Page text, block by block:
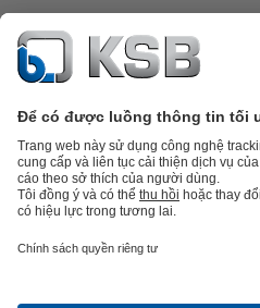
Danh mục sản phẩmPhụ tùng thay thế